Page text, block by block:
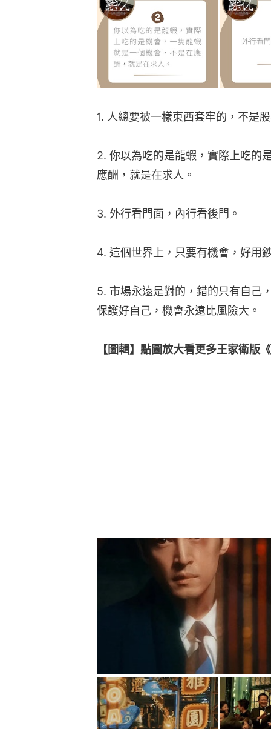
1. 人總要被一樣東西套牢的，不是
2. 你以為吃的是龍蝦，實際上吃的
應酬，就是在求人。
3. 外行看門面，內行看後門。
4. 這個世界上，只要有機會，好用
5. 市場永遠是對的，錯的只有自己
保護好自己，機會永遠比風險大。
【圖輯】點圖放大看更多王家衛版